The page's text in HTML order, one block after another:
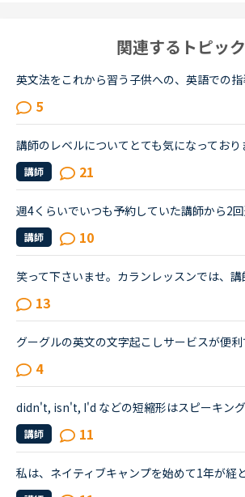
関連するトピック
5
講師 21
講師 10
13
4
講師 11